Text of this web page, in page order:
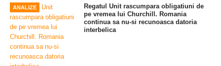
ANALIZE
Regatul Unit rascumpara obligatiuni de
pe vremea lui Churchill. Romania
continua sa nu-si recunoasca datoria
interbelica